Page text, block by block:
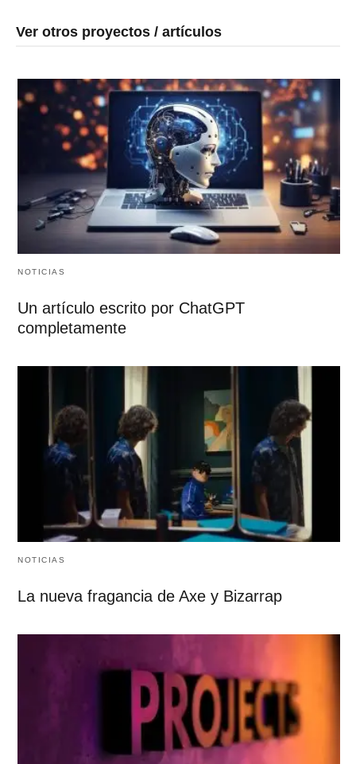
Ver otros proyectos / artículos
NOTICIAS
Un artículo escrito por ChatGPT
completamente
NOTICIAS
La nueva fragancia de Axe y Bizarrap